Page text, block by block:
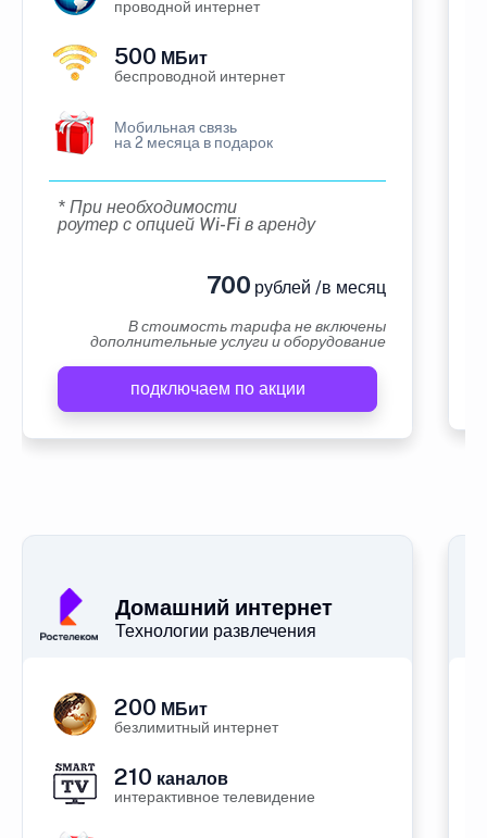
проводной интернет
500 МБит
беспроводной интернет
Мобильная связь
на 2 месяца в подарок
* При необходимости
роутер с опцией Wi-Fi в аренду
700 рублей /в месяц
В стоимость тарифа не включены
дополнительные услуги и оборудование
подключаем по акции
Домашний интернет
Технологии развлечения
200 МБит
безлимитный интернет
210 каналов
интерактивное телевидение